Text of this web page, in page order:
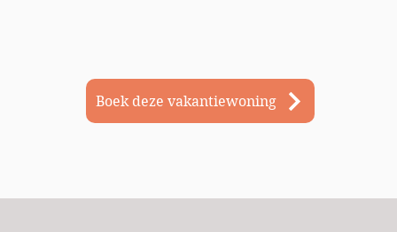
Boek deze vakantiewoning